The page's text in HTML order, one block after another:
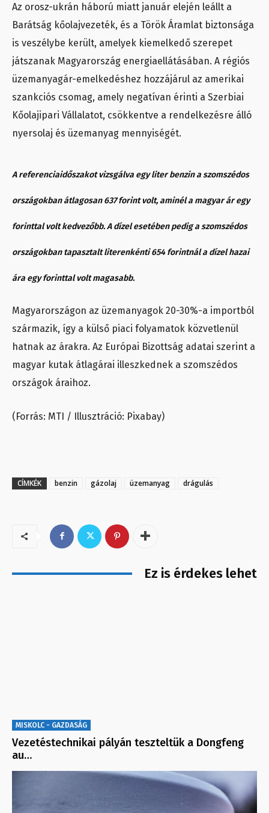
Az orosz-ukrán háború miatt január elején leállt a
Barátság kőolajvezeték, és a Török Áramlat biztonsága
is veszélybe került, amelyek kiemelkedő szerepet
játszanak Magyarország energiaellátásában. A régiós
üzemanyagár-emelkedéshez hozzájárul az amerikai
szankciós csomag, amely negatívan érinti a Szerbiai
Kőolajipari Vállalatot, csökkentve a rendelkezésre álló
nyersolaj és üzemanyag mennyiségét.
A referenciaidőszakot vizsgálva egy liter benzin a szomszédos
országokban átlagosan 637 forint volt, aminél a magyar ár egy
forinttal volt kedvezőbb. A dízel esetében pedig a szomszédos
országokban tapasztalt literenkénti 654 forintnál a dízel hazai
ára egy forinttal volt magasabb.
Magyarországon az üzemanyagok 20-30%-a importból
származik, így a külső piaci folyamatok közvetlenül
hatnak az árakra. Az Európai Bizottság adatai szerint a
magyar kutak átlagárai illeszkednek a szomszédos
országok áraihoz.
(Forrás: MTI / Illusztráció: Pixabay)
CÍMKÉK benzin gázolaj üzemanyag drágulás
Ez is érdekes lehet
MISKOLC - GAZDASÁG
Vezetéstechnikai pályán teszteltük a Dongfeng
au…